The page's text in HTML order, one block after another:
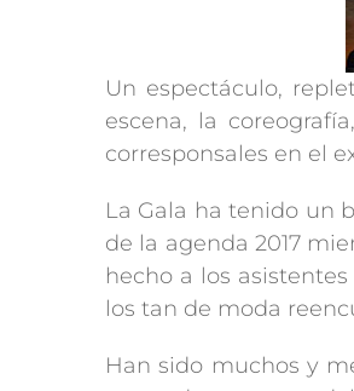
Un espectáculo,
escena, la
corresponsales en el
La Gala ha tenido un
de la agenda 2017
hecho a los
los tan de moda
Han sido muchos y